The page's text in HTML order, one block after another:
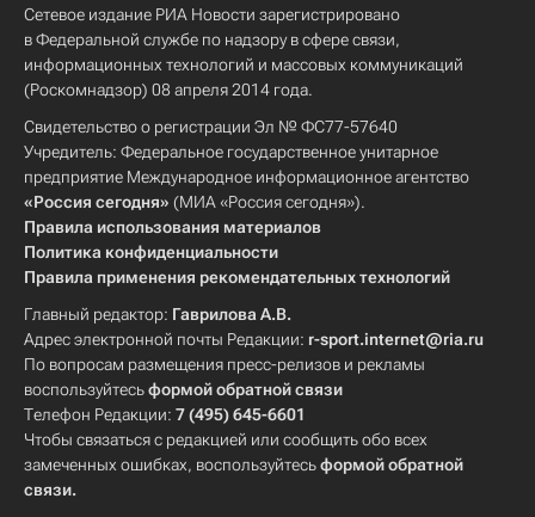
Сетевое издание РИА Новости зарегистрировано
в Федеральной службе по надзору в сфере связи,
информационных технологий и массовых коммуникаций
(Роскомнадзор) 08 апреля 2014 года.
Свидетельство о регистрации Эл № ФС77-57640
Учредитель: Федеральное государственное унитарное
предприятие Международное информационное агентство
«Россия сегодня» (МИА «Россия сегодня»).
Правила использования материалов
Политика конфиденциальности
Правила применения рекомендательных технологий
Главный редактор: Гаврилова А.В.
Адрес электронной почты Редакции: r-sport.internet@ria.ru
По вопросам размещения пресс-релизов и рекламы
воспользуйтесьформой обратной связи
Телефон Редакции: 7 (495) 645-6601
Чтобы связаться с редакцией или сообщить обо всех
замеченных ошибках, воспользуйтесьформой обратной
связи.